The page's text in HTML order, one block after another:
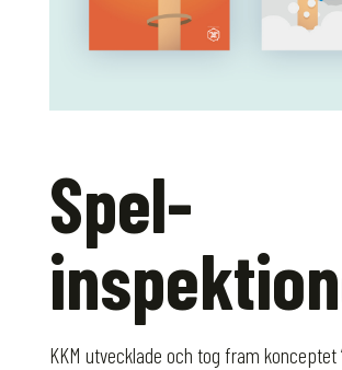
Spel­
KKM utvecklade och tog fram konceptet